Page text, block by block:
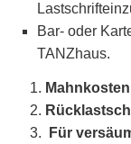
Bar- oder
TANZhaus.
Mahnkosten
Für